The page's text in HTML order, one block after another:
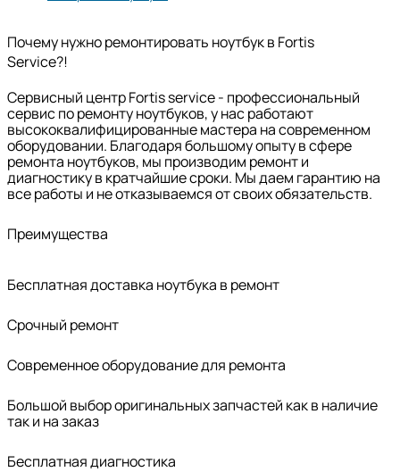
Почему нужно ремонтировать ноутбук в Fortis
Service?!
Сервисный центр Fortis service - профессиональный
сервис по ремонту ноутбуков, у нас работают
высококвалифицированные мастера на современном
оборудовании. Благодаря большому опыту в сфере
ремонта ноутбуков, мы производим ремонт и
диагностику в кратчайшие сроки. Мы даем гарантию на
все работы и не отказываемся от своих обязательств.
Преимущества
Бесплатная доставка ноутбука в ремонт
Срочный ремонт
Современное оборудование для ремонта
Большой выбор оригинальных запчастей как в наличие
так и на заказ
Бесплатная диагностика